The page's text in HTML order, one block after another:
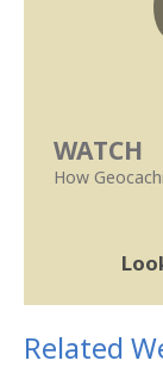
WATCH
How
Related